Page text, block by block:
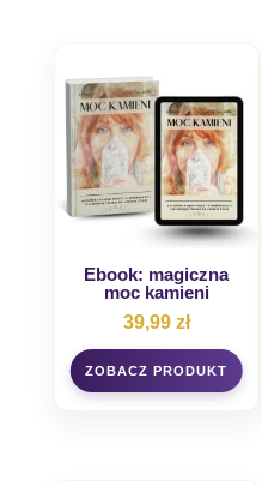
Ebook: magiczna
moc kamieni
39,99 zł